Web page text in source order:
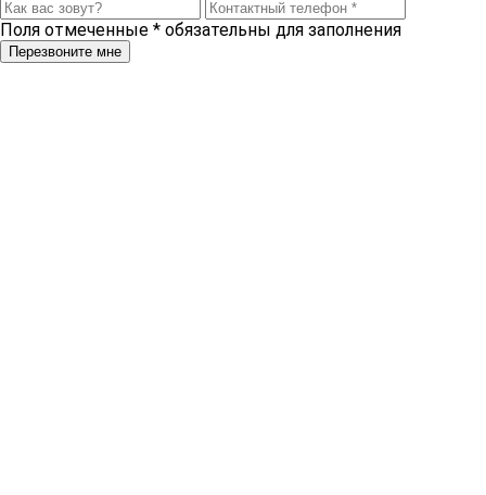
Поля отмеченные * обязательны для заполнения